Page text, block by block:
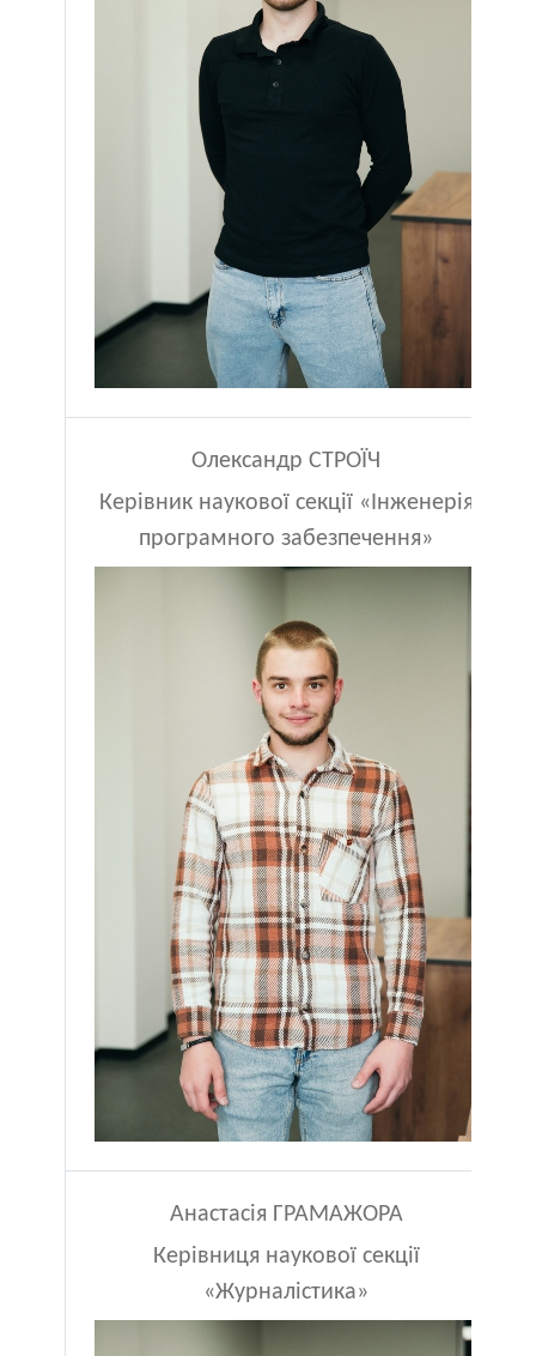
Олександр СТРОЇЧ
Керівник наукової секції «Інженерія
програмного забезпечення»
Анастасія ГРАМАЖОРА
Керівниця наукової секції
«Журналістика»